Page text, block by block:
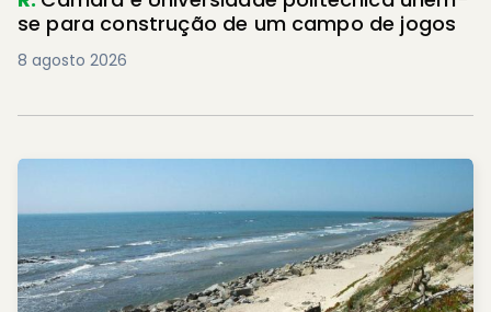
se para construção de um campo de jogos
8 agosto 2026